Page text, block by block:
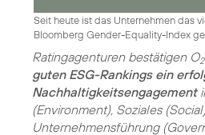
Seit heute ist das Unternehmen das
Bloomberg Gender-Equality-Index
Ratingagenturen bestätigen O2
guten ESG-Rankings ein
Nachhaltigkeitsengagement
(Environment), Soziales
Unternehmensführung